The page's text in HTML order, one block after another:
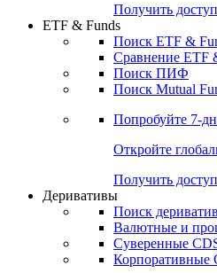
Получить доступ
ETF & Funds
Поиск ETF &
Сравнение ETF
Поиск ПИФ
Поиск Mutual
Попробуйте 7-
Откройте
Получить доступ
Деривативы
Поиск
Валютные и
Суверенные
Корпоративные